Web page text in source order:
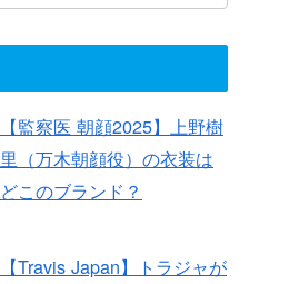
【監察医 朝顔2025】上野樹
里（万木朝顔役）の衣装は
どこのブランド？
【Travis Japan】トラジャが